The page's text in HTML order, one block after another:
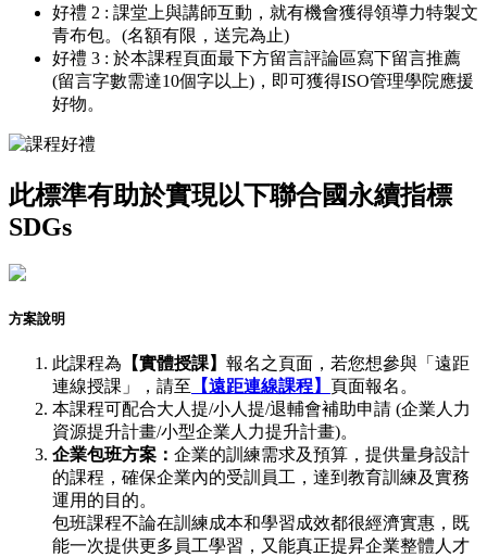
好禮 2 : 課堂上與講師互動，就有機會獲得領導力特製文
青布包。(名額有限，送完為止)
好禮 3 : 於本課程頁面最下方留言評論區寫下留言推薦
(留言字數需達10個字以上)，即可獲得ISO管理學院應援
好物。
此標準有助於實現以下聯合國永續指標
SDGs
方案說明
此課程為 【實體授課】 報名之頁面，若您想參與「遠距
連線授課」，請至 【遠距連線課程】 頁面報名。
本課程可配合大人提/小人提/退輔會補助申請 (企業人力
資源提升計畫/小型企業人力提升計畫)。
企業包班方案： 企業的訓練需求及預算，提供量身設計
的課程，確保企業內的受訓員工，達到教育訓練及實務
運用的目的。
包班課程不論在訓練成本和學習成效都很經濟實惠，既
能一次提供更多員工學習，又能真正提昇企業整體人才